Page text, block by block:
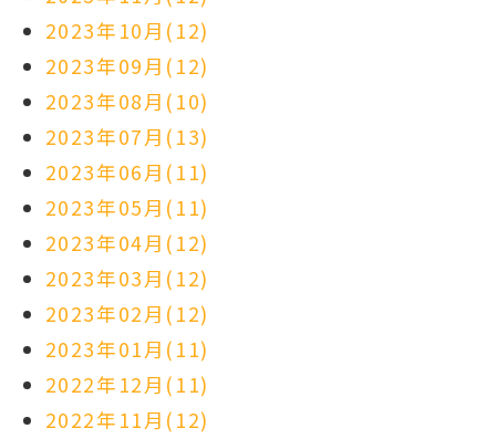
2023年10月(12)
2023年09月(12)
2023年08月(10)
2023年07月(13)
2023年06月(11)
2023年05月(11)
2023年04月(12)
2023年03月(12)
2023年02月(12)
2023年01月(11)
2022年12月(11)
2022年11月(12)